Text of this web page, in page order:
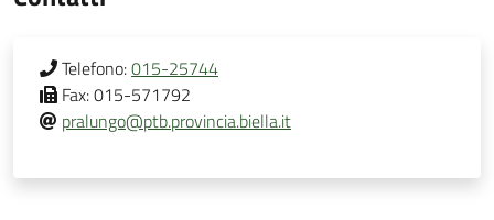
Telefono:015-25744
Fax:015-571792
pralungo@ptb.provincia.biella.it